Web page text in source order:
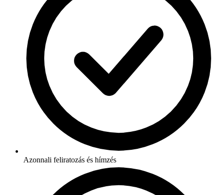
Azonnali feliratozás és hímzés